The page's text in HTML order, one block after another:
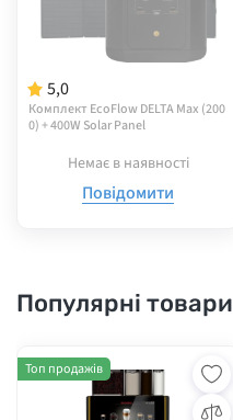
5,0
Комплект EcoFlow DELTA Max (200
0) + 400W Solar Panel
Немає в наявності
Повідомити
Популярні товари
Топ продажів